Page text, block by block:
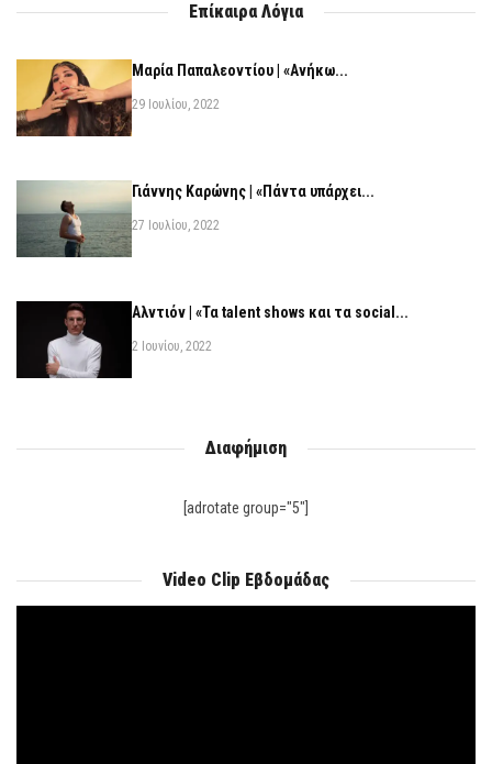
Επίκαιρα Λόγια
Μαρία Παπαλεοντίου | «Ανήκω...
29 Ιουλίου, 2022
Γιάννης Καρώνης | «Πάντα υπάρχει...
27 Ιουλίου, 2022
Αλντιόν | «Τα talent shows και τα social...
2 Ιουνίου, 2022
Διαφήμιση
[adrotate group="5"]
Video Clip Εβδομάδας